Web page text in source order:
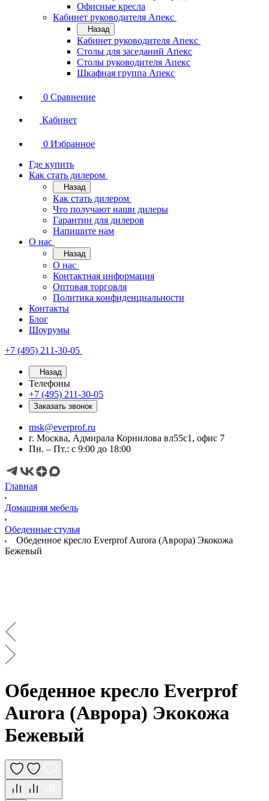
Офисные кресла
Кабинет руководителя Апекс
Назад
Кабинет руководителя Апекс
Столы для заседаний Апекс
Столы руководителя Апекс
Шкафная группа Апекс
0 Сравнение
Кабинет
0 Избранное
Где купить
Как стать дилером
Назад
Как стать дилером
Что получают наши дилеры
Гарантии для дилеров
Напишите нам
О нас
Назад
О нас
Контактная информация
Оптовая торговля
Политика конфиденциальности
Контакты
Блог
Шоурумы
+7 (495) 211-30-05
Назад
Телефоны
+7 (495) 211-30-05
Заказать звонок
msk@everprof.ru
г. Москва, Адмирала Корнилова вл55с1, офис 7
Пн. – Пт.: с 9:00 до 18:00
Главная
Домашняя мебель
Обеденные стулья
Обеденное кресло Everprof Aurora (Аврора) Экокожа
Бежевый
Обеденное кресло Everprof
Aurora (Аврора) Экокожа
Бежевый